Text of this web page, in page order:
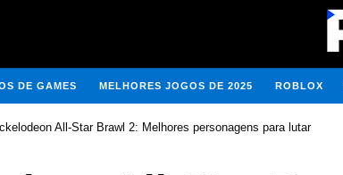
DE GAMES MELHORES JOGOS DE 2025 ROBLOX
All-Star Brawl 2: Melhores personagens para lutar